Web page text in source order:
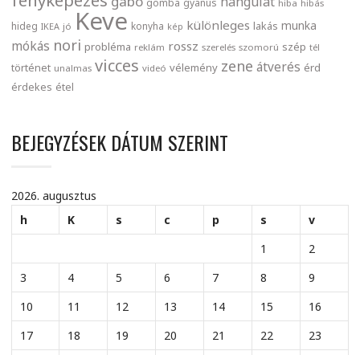
hiba hibás
hideg IKEA jó Keve konyha kép különleges lakás munka
mókás nori probléma reklám rossz szerelés szomorú szép tél
történet unalmas vicces videó vélemény zene átverés érd
érdekes étel
BEJEGYZÉSEK DÁTUM SZERINT
2026. augusztus
h
K s c p s
v
1
2
3
4 5 6 7 8
9
10
11 12 13 14 15
16
17
18 19 20 21 22
23